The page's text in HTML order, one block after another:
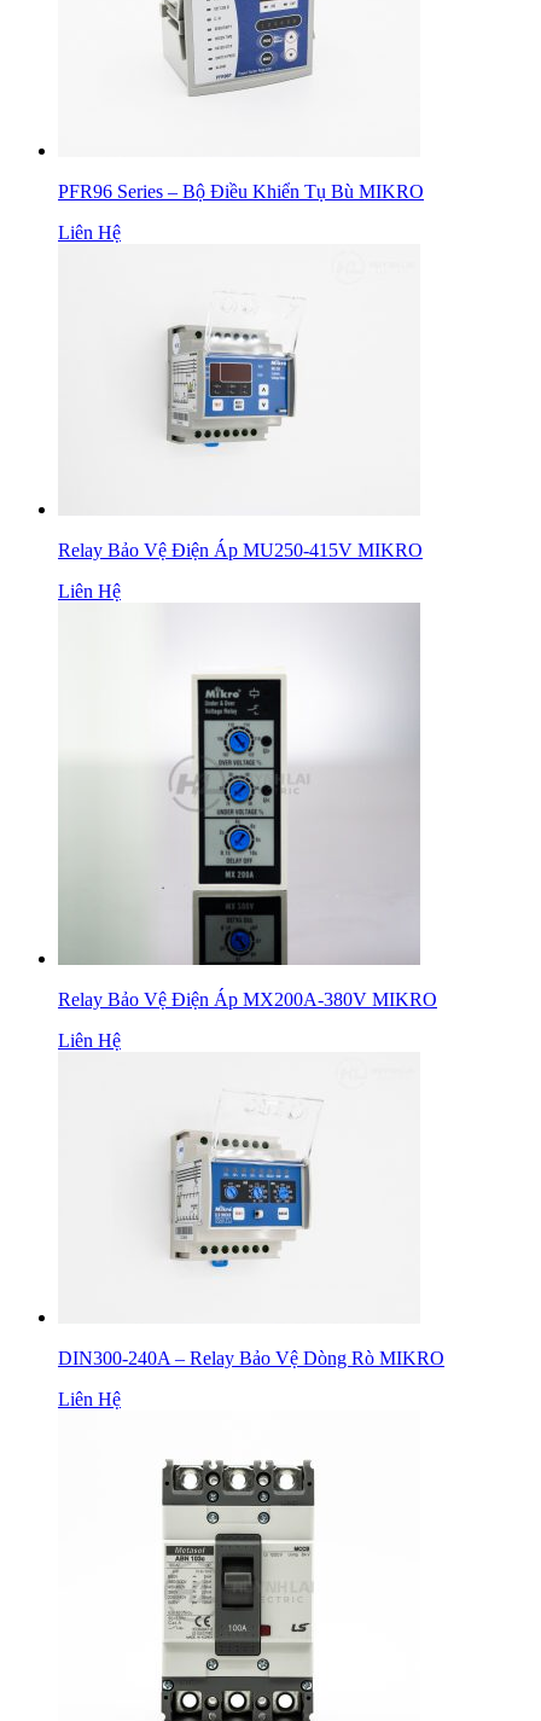
PFR96 Series – Bộ Điều Khiển Tụ Bù MIKRO
Liên Hệ
Relay Bảo Vệ Điện Áp MU250-415V MIKRO
Liên Hệ
Relay Bảo Vệ Điện Áp MX200A-380V MIKRO
Liên Hệ
DIN300-240A – Relay Bảo Vệ Dòng Rò MIKRO
Liên Hệ